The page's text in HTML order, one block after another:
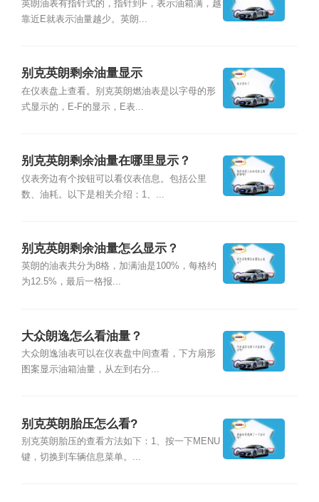
英朗油表有指针式的，指针到F，表示油箱满，越
靠近E就表示油量越少。英朗...
别克英朗剩余油量显示
在仪表盘上查看。别克英朗燃油表是以字母的形
式显示的，E-F的显示，E表...
别克英朗剩余油量在哪里显示？
仪表旁边有个按钮可以看仪表信息。包括公里
数、油耗。以下是相关介绍：1、...
别克英朗剩余油量怎么显示？
英朗的油表共分为8格，加满油是100%，每格约
为12.5%，最后一格报...
大众朗逸怎么看油量？
大众朗逸油表可以在仪表盘中间查看，下方扇形
图案显示油箱油量，从左到右分...
别克英朗胎压怎么看?
别克英朗胎压的查看方法如下：1、按一下MENU
键，切换到车辆信息菜单。...